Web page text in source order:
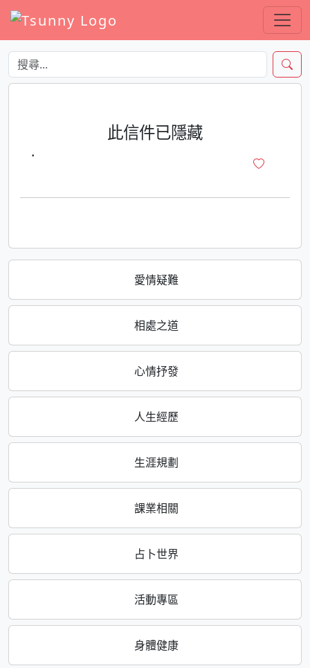
愛情疑難
相處之道
心情抒發
人生經歷
生涯規劃
課業相關
占卜世界
活動專區
身體健康
此信件已隱藏
·